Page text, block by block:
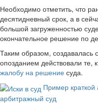
Необходимо отметить, что
десятидневный срок, а в
большой загруженностью
окончательное решение по
Таким образом, создавалась
опозданием действовали те,
жалобу на решение суда.
Пример
арбитражный суд